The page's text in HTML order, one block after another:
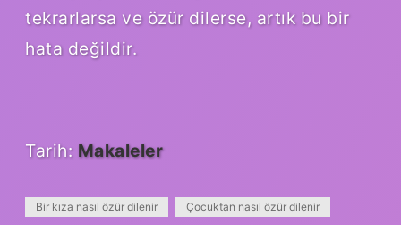
tekrarlarsa ve özür dilerse, artık bu bir
hata değildir.
Tarih: Makaleler
Bir kıza nasıl özür dilenir Çocuktan nasıl özür dilenir